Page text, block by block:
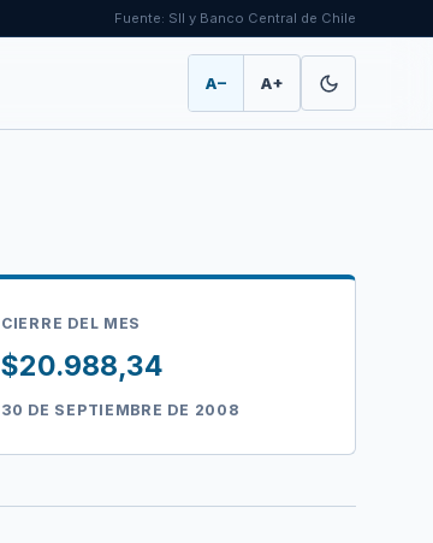
Fuente: SII y Banco Central de Chile
A− A+
CIERRE DEL MES
$20.988,34
30 DE SEPTIEMBRE DE 2008